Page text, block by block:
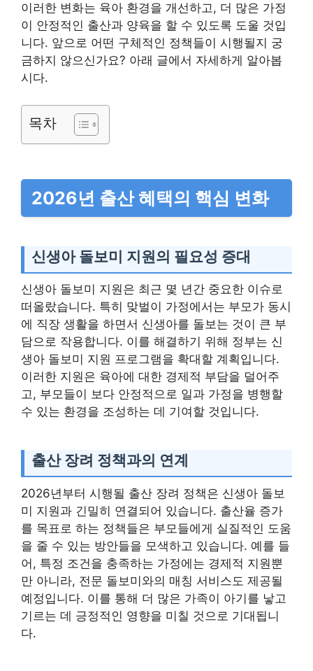
이러한 변화는 육아 환경을 개선하고, 더 많은 가정
이 안정적인 출산과 양육을 할 수 있도록 도울 것입
니다. 앞으로 어떤 구체적인 정책들이 시행될지 궁
금하지 않으신가요? 아래 글에서 자세하게 알아봅
시다.
목차
2026년 출산 혜택의 핵심 변화
신생아 돌보미 지원의 필요성 증대
신생아 돌보미 지원은 최근 몇 년간 중요한 이슈로
떠올랐습니다. 특히 맞벌이 가정에서는 부모가 동시
에 직장 생활을 하면서 신생아를 돌보는 것이 큰 부
담으로 작용합니다. 이를 해결하기 위해 정부는 신
생아 돌보미 지원 프로그램을 확대할 계획입니다.
이러한 지원은 육아에 대한 경제적 부담을 덜어주
고, 부모들이 보다 안정적으로 일과 가정을 병행할
수 있는 환경을 조성하는 데 기여할 것입니다.
출산 장려 정책과의 연계
2026년부터 시행될 출산 장려 정책은 신생아 돌보
미 지원과 긴밀히 연결되어 있습니다. 출산율 증가
를 목표로 하는 정책들은 부모들에게 실질적인 도움
을 줄 수 있는 방안들을 모색하고 있습니다. 예를 들
어, 특정 조건을 충족하는 가정에는 경제적 지원뿐
만 아니라, 전문 돌보미와의 매칭 서비스도 제공될
예정입니다. 이를 통해 더 많은 가족이 아기를 낳고
기르는 데 긍정적인 영향을 미칠 것으로 기대됩니
다.